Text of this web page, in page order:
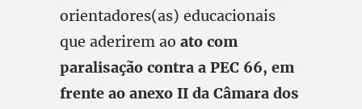
orientadores(as) educacionais
que aderirem ao ato com
paralisação contra a PEC 66, em
frente ao anexo II da Câmara dos